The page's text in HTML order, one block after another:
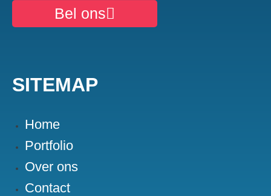
Bel ons
SITEMAP
Home
Portfolio
Over ons
Contact